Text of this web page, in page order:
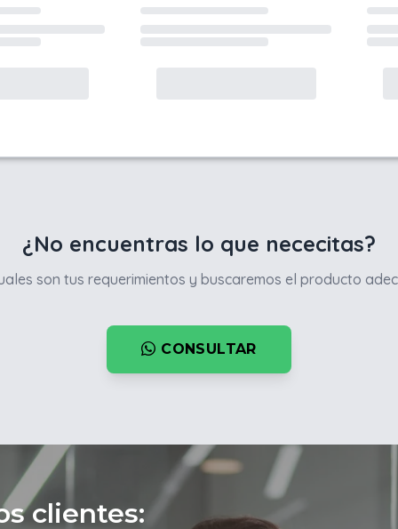
¿No encuentras lo que nececitas?
son tus requerimientos y buscaremos el producto
CONSULTAR
clientes: